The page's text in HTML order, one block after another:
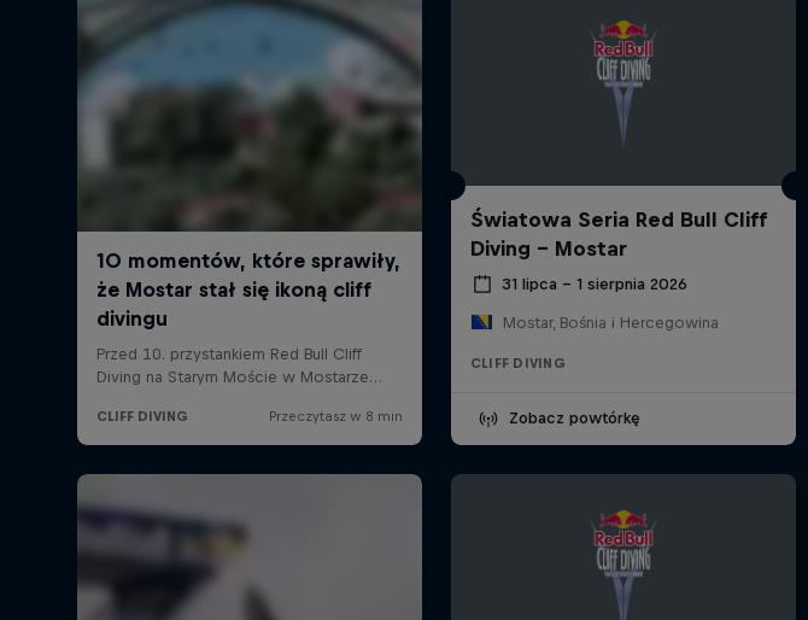
Światowa Seria Red Bull Cliff
Diving - Mostar
31 lipca – 1 sierpnia 2026
Mostar, Bośnia i Hercegowina
CLIFF DIVING
Zobacz powtórkę